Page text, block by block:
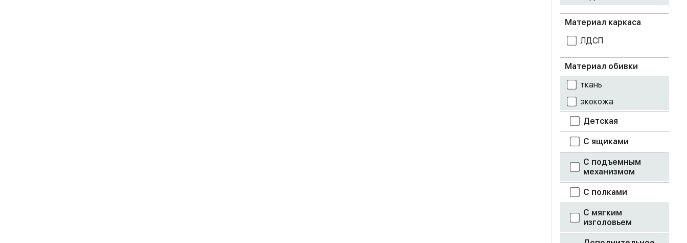
океан
пыльная роза
светло-голубой
светло-серый
серый
смоки айс
супермат белый
фотопечать
Материал каркаса
ЛДСП
Материал обивки
ткань
экокожа
Детская
С ящиками
С подъемным
механизмом
С полками
С мягким
изголовьем